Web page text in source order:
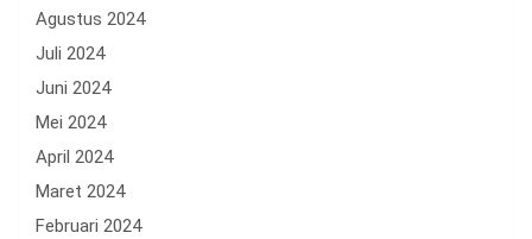
Agustus 2024
Juli 2024
Juni 2024
Mei 2024
April 2024
Maret 2024
Februari 2024